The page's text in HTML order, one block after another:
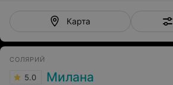
Карта
СОЛЯРИЙ
5.0 Милана